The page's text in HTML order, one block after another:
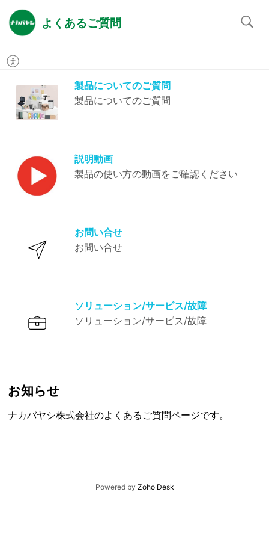
よくあるご質問
製品についてのご質問
製品についてのご質問
説明動画
製品の使い方の動画をご確認ください
お問い合せ
お問い合せ
ソリューション/サービス/故障
ソリューション/サービス/故障
お知らせ
ナカバヤシ株式会社のよくあるご質問ページです。
Powered by Zoho Desk